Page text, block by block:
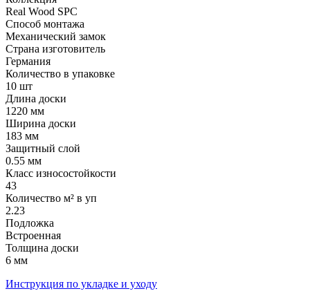
Real Wood SPC
Способ монтажа
Механический замок
Страна изготовитель
Германия
Количество в упаковке
10 шт
Длина доски
1220 мм
Ширина доски
183 мм
Защитный слой
0.55 мм
Класс износостойкости
43
Количество м² в уп
2.23
Подложка
Встроенная
Толщина доски
6 мм
Инструкция по укладке и уходу